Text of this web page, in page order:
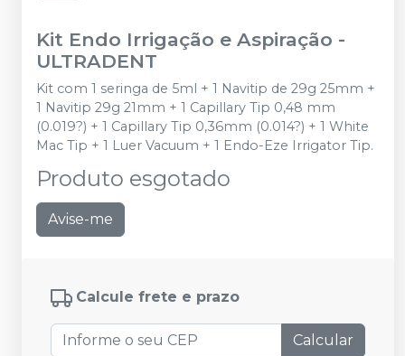
Kit Endo Irrigação e Aspiração -
ULTRADENT
Kit com 1 seringa de 5ml + 1 Navitip de 29g 25mm +
1 Navitip 29g 21mm + 1 Capillary Tip 0,48 mm
(0.019?) + 1 Capillary Tip 0,36mm (0.014?) + 1 White
Mac Tip + 1 Luer Vacuum + 1 Endo-Eze Irrigator Tip.
Produto esgotado
Avise-me
Calcule frete e prazo
Calcular